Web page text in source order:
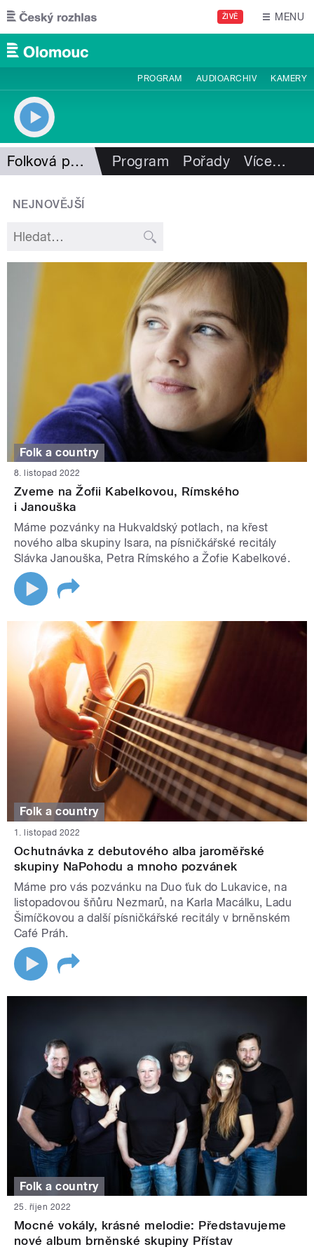
Přejít k hlavnímu obsahu
ŽIVĚ MENU
PROGRAM AUDIOARCHIV KAMERY
Folková pohlazení Program Pořady Více…
NEJNOVĚJŠÍ
Folk a country
8. listopad 2022
Zveme na Žofii Kabelkovou, Rímského
i Janouška
Máme pozvánky na Hukvaldský potlach, na křest
nového alba skupiny Isara, na písničkářské recitály
Slávka Janouška, Petra Rímského a Žofie Kabelkové.
Folk a country
1. listopad 2022
Ochutnávka z debutového alba jaroměřské
skupiny NaPohodu a mnoho pozvánek
Máme pro vás pozvánku na Duo ťuk do Lukavice, na
listopadovou šňůru Nezmarů, na Karla Macálku, Ladu
Šimíčkovou a další písničkářské recitály v brněnském
Café Práh.
Folk a country
25. říjen 2022
Mocné vokály, krásné melodie: Představujeme
nové album brněnské skupiny Přístav